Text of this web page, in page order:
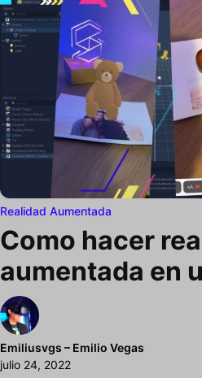
Realidad Aumentada
Como hacer
aumentada en
Emiliusvgs – Emilio Vegas
julio 24, 2022